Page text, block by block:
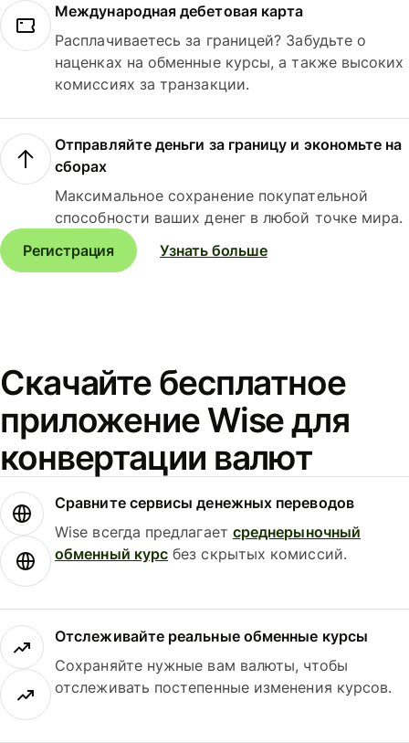
Международная дебетовая карта
Расплачиваетесь за границей? Забудьте о
наценках на обменные курсы, а также высоких
комиссиях за транзакции.
Отправляйте деньги за границу и экономьте на
сборах
Максимальное сохранение покупательной
способности ваших денег в любой точке мира.
Регистрация
Узнать больше
Скачайте бесплатное
приложение Wise для
конвертации валют
Сравните сервисы денежных переводов
Wise всегда предлагает среднерыночный
обменный курс без скрытых комиссий.
Отслеживайте реальные обменные курсы
Сохраняйте нужные вам валюты, чтобы
отслеживать постепенные изменения курсов.